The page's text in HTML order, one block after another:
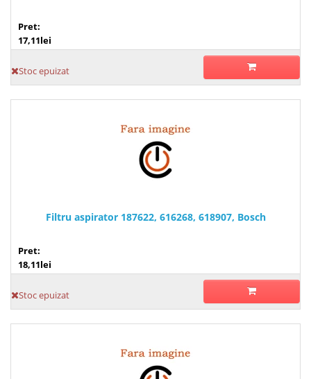
Pret:
17,11lei
Stoc epuizat
Filtru aspirator 187622, 616268, 618907, Bosch
Pret:
18,11lei
Stoc epuizat